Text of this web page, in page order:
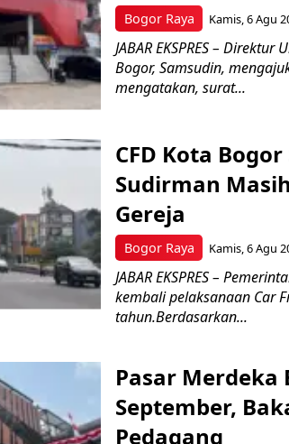
Bogor Raya Kamis, 6 Agu
JABAR EKSPRES –
Bogor, Samsudin,
mengatakan, surat...
Bogor Raya
CFD Kota
Sudirman
Gereja
Kamis, 6 Agu
JABAR EKSPRES –
kembali pelaksanaan Car
tahun.Berdasarkan...
Pasar
September,
Pedagang